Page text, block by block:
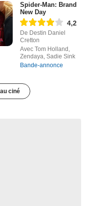
Spider-Man: Brand
New Day
4,2
De Destin Daniel
Cretton
Avec Tom Holland,
Zendaya, Sadie Sink
Bande-annonce
ciné